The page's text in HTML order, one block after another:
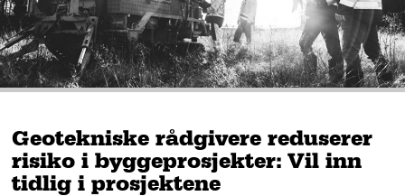
Geotekniske rådgivere reduserer
risiko i byggeprosjekter: Vil inn
tidlig i prosjektene